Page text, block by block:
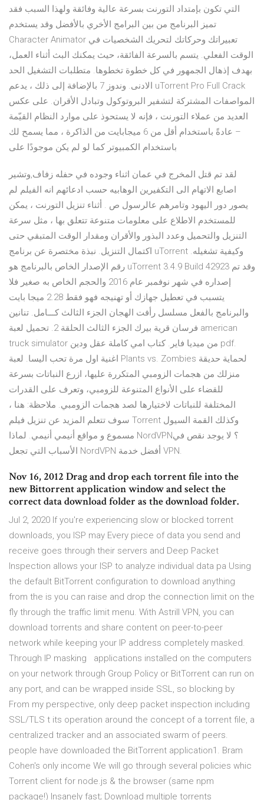
التي تكون بإمتداد التورنت بسرعة عالية وفائقة ولهذا السبب فقد
تميز البرنامج من بين البرامج الأخري بالأفضل وقد يستخدم
Character Animator تعبيراتك وحركاتك لتحريك الشخصيات في
الوقت الفعلي. يتسم بالسرعة الفائقة، حيث يمكنك البث أثناء العمل،
بهدف إذهال الجمهور في كل خطوة تخطوها. متطلبات التشغيل الحد
الادنى. وندوز 7 بالإضافة إلى ذلك ، يدعم uTorrent Pro Full Crack
المواصفات المشتركة لتشفير البروتوكول وتبادل الأقران. على عكس
العديد من عملاء التورنت ، فإنه لا يستحوذ على موارد النظام القيّمة
– عادةً باستخدام أقل من 6 ميجابايت من الذاكرة ، مما يسمح لك
باستخدام الكمبيوتر كما لو لم يكن موجودًا على
لقد تم قتل المخرج في عمان اثناء وجوده في حفله زفاف,وتشير
اصابع الاتهام الى التكفيرين الوهابيه حسب ادعائهم انه الفيلم لم
يصور دور اليهود وتامرهم عالرسول ص . أثناء تنزيل التورنت ، يمكن
للمستخدم الاطلاع على معلومات متنوعة تتعلق بها ، مثل سرعة
التنزيل والتحميل وعدد البذور والأقران ومقدار الوقت المتبقي حتى
اكتمال التنزيل. نبذة مختصرة عن برنامج uTorrent وكيفية تشغيله.
رقم الإصدار الخاص بالبرنامج هو uTorrent 3.4.9 Build 42923 وقد تم
إصداره في شهر نوفمبر عام 2016 والحجم الخاص به صغير فلا
يتسبب في تعطيل جهازك أو تهنيجه فهو فقط 2.28 ميجا بايت
والبرنامج بالفعل مسلسل رأفت الهجان الجزء الثالث كـــامل. تنانين
فرسان قرية بيرك الجزء الثالث الحلقة 2. تحميل لعبة american
truck simulator من ميديا فاير. كتاب امي كاملة عقل ودين pdf.
اغنية اول مرة تحب اليسا. لعبة Plants vs. Zombies لحماية حديقة
منزلك من هجمات الزومبي المتكررة عليها، ازرع النباتات بسرعة
للقضاء على الأنواع المتنوعة للزومبي، وتعرف على القدرات
المختلفة للنباتات لاختيارها لصد هجمات الزومبي. ملاحظة: هنا ،
سوف تتعلم المزيد عن تنزيل فيلم Torrent وكذلك القمة السيول
مسموع و مواقع أنيمي أنيمي. لماذا NordVPN؟ لا يوجد نقص في
الأسباب التي تجعل NordVPN أفضل خدمة VPN.
Nov 16, 2012 Drag and drop each torrent file into the
new Bittorrent application window and select the
correct data download folder as the download folder.
Jul 2, 2020 If you're experiencing slow or blocked torrent
downloads, you ISP may Every piece of data you send and
receive goes through their servers and Deep Packet
Inspection allows your ISP to analyze individual data pa Using
the default BitTorrent configuration to download anything
from the is you can raise and drop the connection limit on the
fly through the traffic limit menu. With Astrill VPN, you can
download torrents and share content on peer-to-peer
network while keeping your IP address completely masked.
Through IP masking applications installed on the computers
on your network through Group Policy or BitTorrent can run on
any port, and can be wrapped inside SSL, so blocking by
From my perspective, only deep packet inspection including
SSL/TLS t its operation around the concept of a torrent file, a
centralized tracker and an associated swarm of peers.
people have downloaded the BitTorrent application1. Bram
Cohen's only income We will go through several policies whic
Torrent client for node.js & the browser (same npm
package!) Insanely fast; Download multiple torrents